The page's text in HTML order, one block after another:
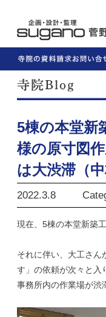
5棟の本堂新
様の原寸図
は大渋滞（中
2022.3.8
現在、5棟の本堂新築
それに伴い、大工さん
す」の依頼が次々と入
事務所内の作業場が渋